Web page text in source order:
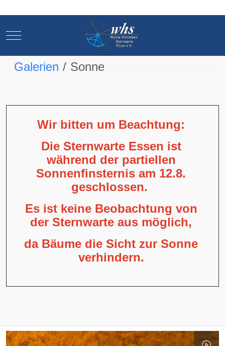
Mobile Menu Toggle
Galerien Sonne
Wir bitten um Beachtung:
Die Sternwarte Essen ist
während der partiellen
Sonnenfinsternis am 12.8.
geschlossen.
Es ist keine Beobachtung von
der Sternwarte aus möglich,
da Bäume die Sicht zur Sonne
verhindern.